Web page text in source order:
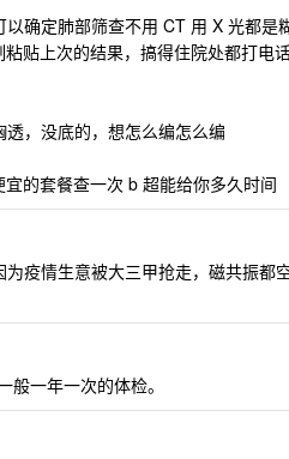
确定肺部筛查不用 CT 用 X 光都是
贴上次的结果，搞得住院处都打电
，没底的，想怎么编怎么编
的套餐查一次 b 超能给你多久时间
疫情生意被大三甲抢走，磁共振都
般一年一次的体检。